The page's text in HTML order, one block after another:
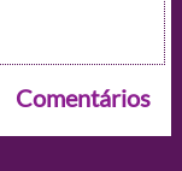
Comentários